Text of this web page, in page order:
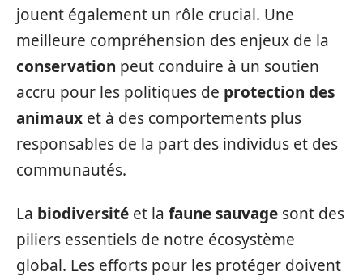
jouent également un rôle crucial. Une
meilleure compréhension des enjeux de la
conservation peut conduire à un soutien
accru pour les politiques de protection des
animaux et à des comportements plus
responsables de la part des individus et des
communautés.
La biodiversité et la faune sauvage sont des
piliers essentiels de notre écosystème
global. Les efforts pour les protéger doivent